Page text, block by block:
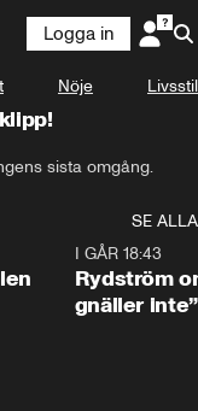
Logga in
Nöje Livsstil
sista omgång.
SE ALLA
I GÅR 18:43
Rydström
gnäller inte”